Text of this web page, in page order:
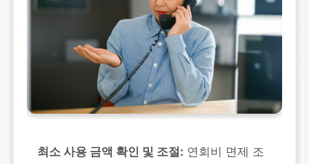
최소 사용 금액 확인 및 조절: 연회비 면제 조